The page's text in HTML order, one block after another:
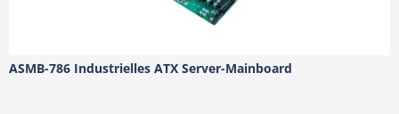
ASMB-786 Industrielles ATX Server-Mainboard